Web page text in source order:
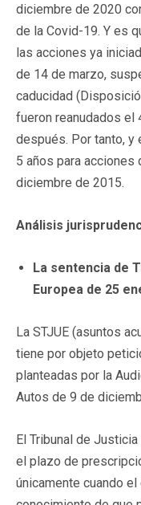
diciembre de 2020
de la Covid-19. Y es
las acciones ya
de 14 de marzo,
caducidad
fueron reanudados el
después. Por tanto, y
5 años para acciones
diciembre de 2015.
Análisis
La sentencia de
Europea de 25
La STJUE (asuntos
tiene por objeto
planteadas por la
Autos de 9 de
El Tribunal de
el plazo de
únicamente cuando